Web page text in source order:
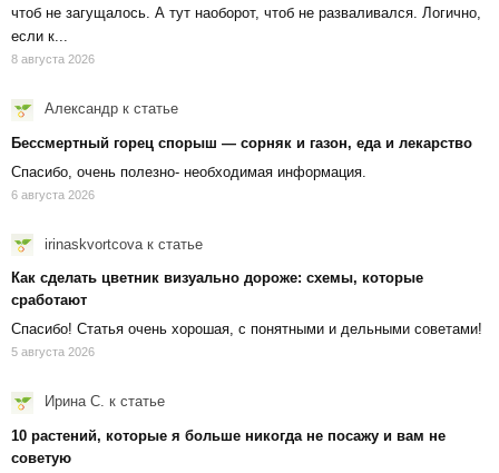
чтоб не загущалось. А тут наоборот, чтоб не разваливался. Логично,
если к...
8 августа 2026
Александр к статье
Бессмертный горец спорыш — сорняк и газон, еда и лекарство
Спасибо, очень полезно- необходимая информация.
6 августа 2026
irinaskvortcova к статье
Как сделать цветник визуально дороже: схемы, которые
сработают
Спасибо! Статья очень хорошая, с понятными и дельными советами!
5 августа 2026
Ирина С. к статье
10 растений, которые я больше никогда не посажу и вам не
советую